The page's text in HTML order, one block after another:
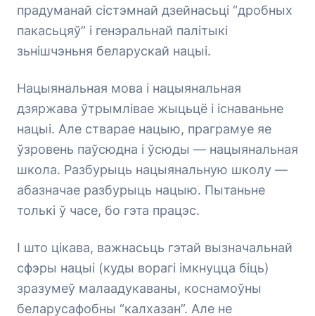
прадуманай сістэмнай дзейнасьці “дробных
пакасьцяў” і генэральнай палітыкі
зьнішчэньня беларускай нацыі.
Нацыянальная мова і нацыянальная
дзяржава ўтрымлівае жыцьцё і існаваньне
нацыі. Але стварае нацыю, праграмуе яе
ўзровень паўсюдна і ўсюды — нацыянальная
школа. Разбурыць нацыянальную школу —
абазначае разбурыць нацыю. Пытаньне
толькі ў часе, бо гэта працэс.
І што цікава, важнасьць гэтай вызначальнай
сфэры нацыі (куды ворагі імкнуцца біць)
зразумеў малаадукаваны, коснамоўны
беларусафобны “калхазан”. Але не